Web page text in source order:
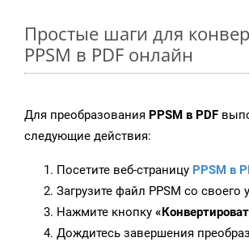
Простые шаги для
PPSM в PDF онлайн
Для преобразования PPSM в PDF
следующие действия:
Посетите веб-страницу PPSM в
Загрузите файл PPSM со своего
Нажмите кнопку
Дождитесь завершения